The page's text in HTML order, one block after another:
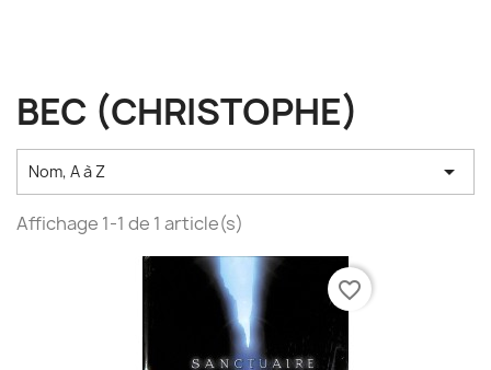
BEC (CHRISTOPHE)
Nom, A à Z 
Affichage 1-1 de 1 article(s)
favorite_border